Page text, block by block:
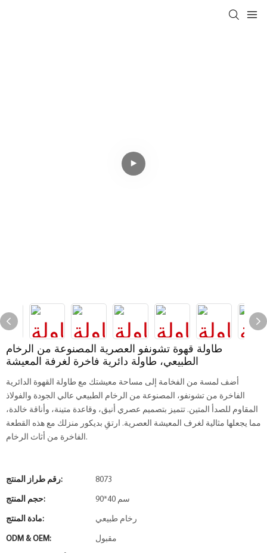
طاولة قهوة تشونفو العصرية المصنوعة من الرخام
الطبيعي، طاولة دائرية فاخرة لغرفة المعيشة
أضف لمسة من الفخامة إلى مساحة معيشتك مع طاولة القهوة الدائرية
الفاخرة من تشونفو، المصنوعة من الرخام الطبيعي عالي الجودة والفولاذ
المقاوم للصدأ المتين. تتميز بتصميم عصري أنيق، وقاعدة متينة، وأناقة خالدة،
مما يجعلها مثالية لغرف المعيشة العصرية. ارتقِ بديكور منزلك مع هذه القطعة
الفاخرة من أثاث الرخام.
رقم طراز المنتج: 8073
حجم المنتج: 90*40 سم
مادة المنتج: رخام طبيعي
ODM & OEM: مقبول